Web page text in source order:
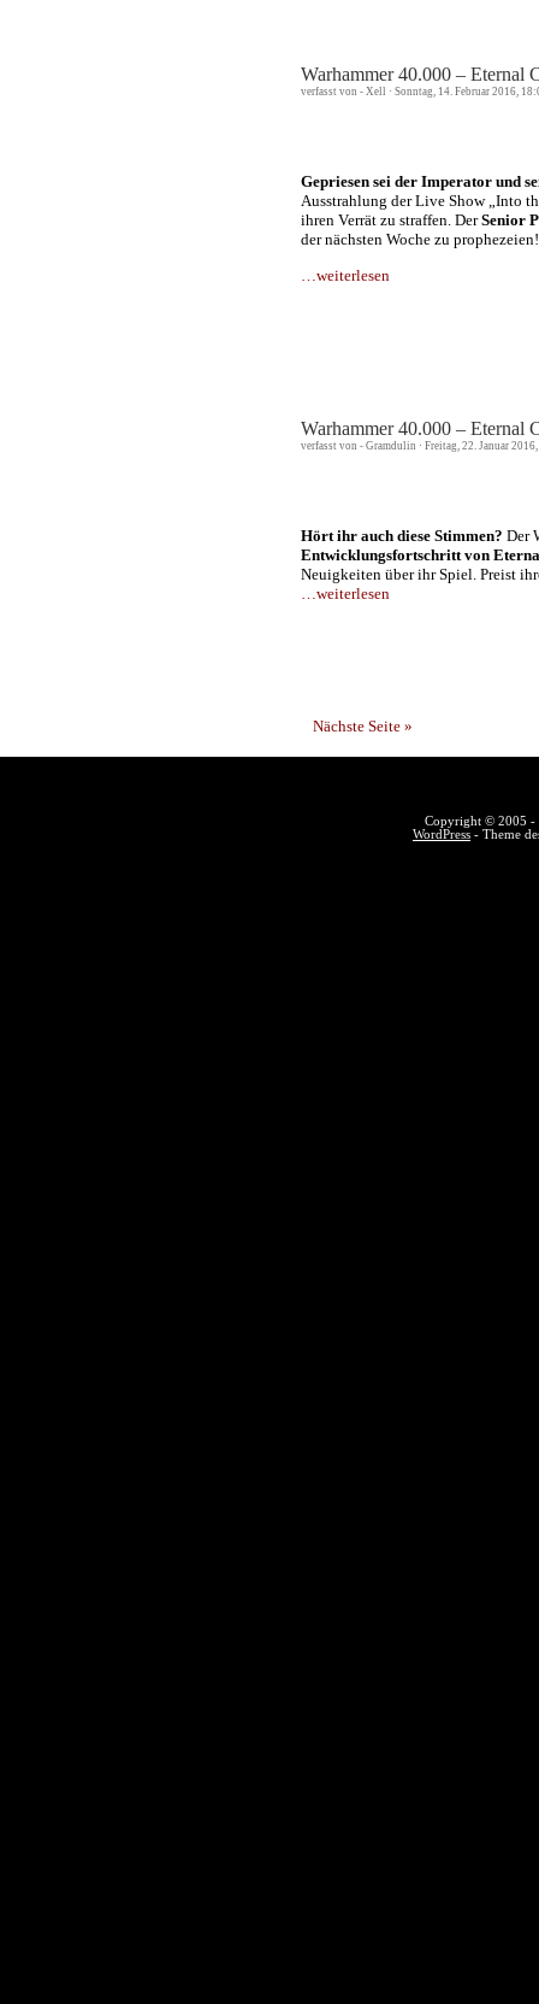
Warhammer 40.000 – Eternal
verfasst von - Xell · Sonntag, 14. Februar 2016,
Gepriesen sei der Imperator und
Ausstrahlung der Live Show „Into
ihren Verrät zu straffen. DerSenior
der nächsten Woche zu prophezeien!
…weiterlesen
Warhammer 40.000 – Eternal
verfasst von - Gramdulin · Freitag, 22. Januar
Hört ihr auch diese Stimmen? Der
Entwicklungsfortschritt von
Neuigkeiten über ihr Spiel. Preist
…weiterlesen
Nächste Seite »
Copyright © 2005 -
WordPress - Theme